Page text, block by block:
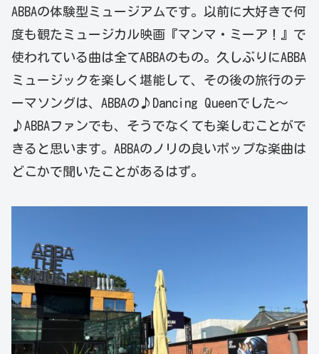
ABBAの体験型ミュージアムです。以前に大好きで何
度も観たミュージカル映画『マンマ・ミーア！』で
使われている曲は全てABBAのもの。久しぶりにABBA
ミュージックを楽しく堪能して、その後の旅行のテ
ーマソングは、ABBAの♪Dancing Queenでした～
♪ABBAファンでも、そうでなくても楽しむことがで
きると思います。ABBAのノリの良いポップな楽曲は
どこかで聞いたことがあるはず。